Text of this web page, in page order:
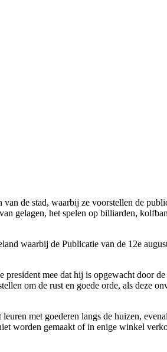
de stad, waarbij ze voorstellen de
gelagen, het spelen op billiarden,
waarbij de Publicatie van de 12e
mee dat hij is opgewacht door
om de rust en goede orde, als deze
met goederen langs de huizen,
worden gemaakt of in enige winkel